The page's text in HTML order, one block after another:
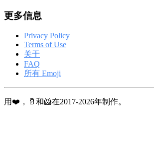
更多信息
Privacy Policy
Terms of Use
关于
FAQ
所有 Emoji
用❤️，🥛和🐹在2017-2026年制作。